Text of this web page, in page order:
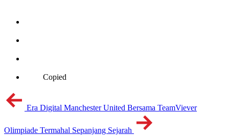
Copied
Era Digital Manchester United Bersama TeamViever
Olimpiade Termahal Sepanjang Sejarah